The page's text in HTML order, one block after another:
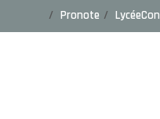
Pronote